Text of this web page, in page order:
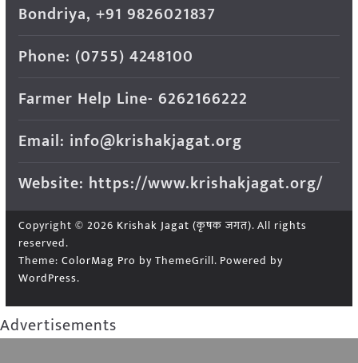
Bondriya, +91 9826021837
Phone: (0755) 4248100
Farmer Help Line- 6262166222
Email: info@krishakjagat.org
Website: https://www.krishakjagat.org/
Copyright © 2026 Krishak Jagat (कृषक जगत). All rights
reserved.
Theme: ColorMag Pro by ThemeGrill. Powered by
WordPress.
Advertisements